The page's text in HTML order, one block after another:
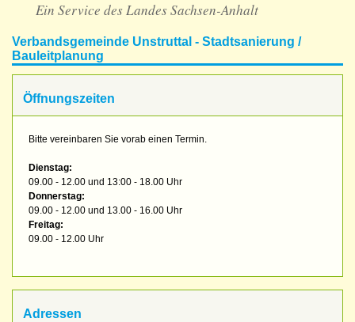
Ein Service des Landes Sachsen-Anhalt
Verbandsgemeinde Unstruttal - Stadtsanierung /
Bauleitplanung
Öffnungszeiten
Bitte vereinbaren Sie vorab einen Termin.
Dienstag:
09.00 - 12.00 und 13:00 - 18.00 Uhr
Donnerstag:
09.00 - 12.00 und 13.00 - 16.00 Uhr
Freitag:
09.00 - 12.00 Uhr
Adressen